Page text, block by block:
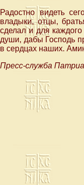
Радостно видеть
владыки, отцы,
сделал и для
души, дабы Господь
в сердцах наших.
Пресс-служба